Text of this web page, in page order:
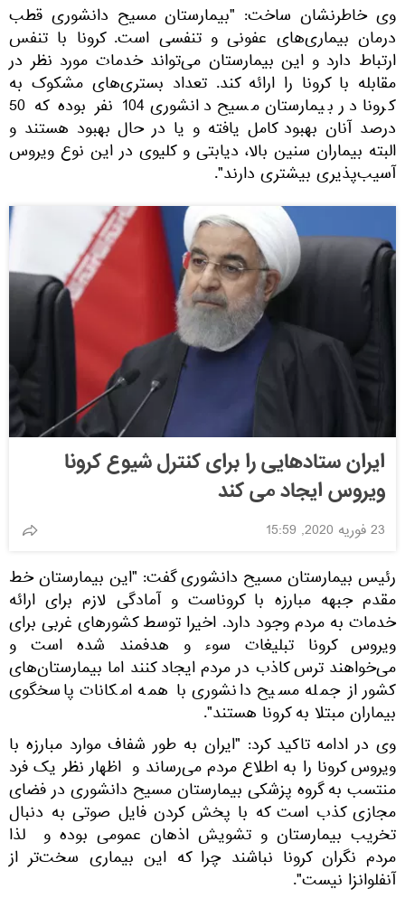
وی خاطرنشان ساخت: "بیمارستان مسیح دانشوری قطب
درمان بیماری‌های عفونی و تنفسی است. کرونا با تنفس
ارتباط دارد و این بیمارستان می‌تواند خدمات مورد نظر در
مقابله با کرونا را ارائه کند. تعداد بستری‌های مشکوک به
کرونا در بیمارستان مسیح دانشوری 104 نفر بوده که 50
درصد آنان بهبود کامل یافته و یا در حال بهبود هستند‌ و
البته بیماران سنین بالا، دیابتی و کلیوی در این نوع ویروس
آسیب‌پذیری بیشتری دارند".
ایران ستادهایی را برای کنترل شیوع کرونا
ویروس ایجاد می کند
23 فوریه 2020, 15:59
رئیس بیمارستان مسیح دانشوری گفت: "این بیمارستان خط
مقدم جبهه مبارزه با کروناست و آمادگی لازم برای ارائه
خدمات به مردم وجود دارد. اخیرا توسط کشورهای غربی برای
ویروس کرونا تبلیغات سوء و هدفمند شده است و
می‌خواهند ترس کاذب در مردم ایجاد کنند اما بیمارستان‌های
کشور از جمله مسیح دانشوری با همه امکانات پاسخگوی
بیماران مبتلا به کرونا هستند".
وی در ادامه تاکید کرد: "ایران به طور شفاف موارد مبارزه با
ویروس کرونا را به اطلاع مردم می‌رساند و اظهار نظر یک فرد
منتسب به گروه پزشکی بیمارستان مسیح دانشوری در فضای
مجازی کذب است که با پخش کردن فایل صوتی به دنبال
تخریب بیمارستان و تشویش اذهان عمومی بوده و لذا
مردم نگران کرونا نباشند چرا که این بیماری سخت‌تر از
آنفلوانزا نیست".